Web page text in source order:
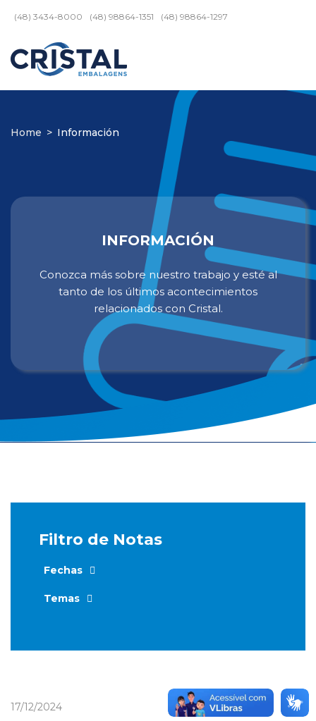
(48) 3434-8000 (48) 98864-1351 (48) 98864-1297
Home > Información
INFORMACIÓN
Conozca más sobre nuestro trabajo y esté al
tanto de los últimos acontecimientos
relacionados con Cristal.
Filtro de Notas
Fechas
Temas
17/12/2024